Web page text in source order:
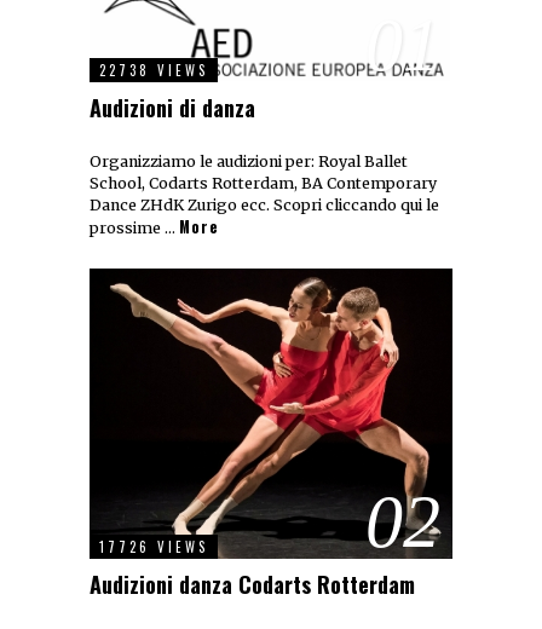
01
22738 VIEWS
Audizioni di danza
Organizziamo le audizioni per: Royal Ballet
School, Codarts Rotterdam, BA Contemporary
Dance ZHdK Zurigo ecc. Scopri cliccando qui le
prossime … More
02
17726 VIEWS
Audizioni danza Codarts Rotterdam